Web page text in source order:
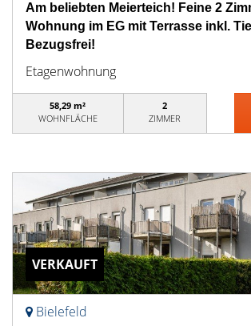
Am beliebten Meierteich! Feine 2
Wohnung im EG mit Terrasse inkl.
Bezugsfrei!
Etagenwohnung
58,29 m²
WOHNFLÄCHE
2
ZIMMER
VERKAUFT
Bielefeld